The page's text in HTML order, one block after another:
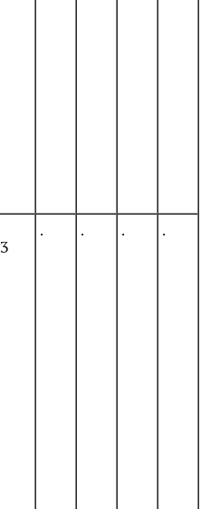
3
. . . .